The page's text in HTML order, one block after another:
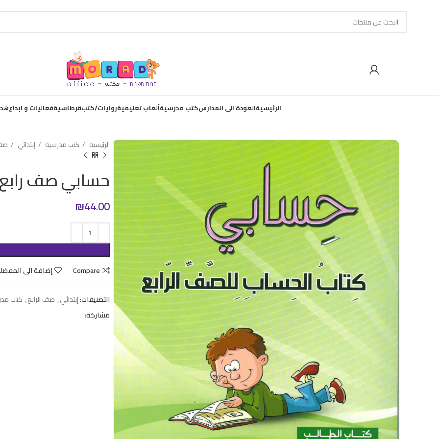
الرئيسيةالعودة الى المدارسكتب مدرسيةألعاب تعليميةروايات/كتبقرطاسيةفعاليات و ابداع
الرئيسية كتب مدرسية إبتدائي
حسابي صف
₪44.00
Compare
إضافة الى
التصنيفات:إبتدائي, صف الرابع, كتب
مشاركة: